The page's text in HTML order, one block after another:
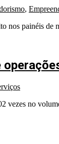
,
nos painéis
vezes no